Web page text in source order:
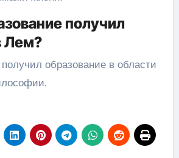
получил
Лем?
образование в области